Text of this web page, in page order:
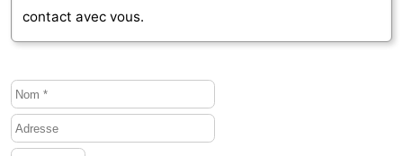
Schouwen-
Renesse
-
Brouwershaven
-
contact avec vous.